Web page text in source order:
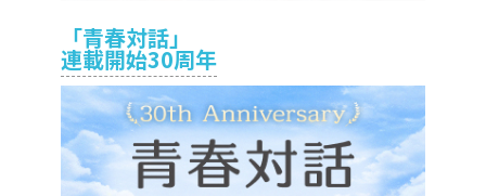
「青春対話」
連載開始30周年